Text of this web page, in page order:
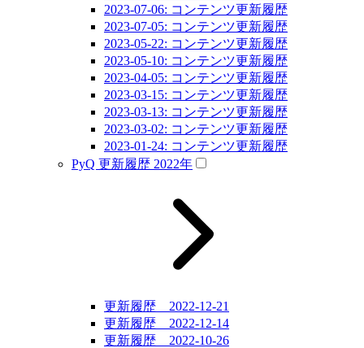
2023-07-06: コンテンツ更新履歴
2023-07-05: コンテンツ更新履歴
2023-05-22: コンテンツ更新履歴
2023-05-10: コンテンツ更新履歴
2023-04-05: コンテンツ更新履歴
2023-03-15: コンテンツ更新履歴
2023-03-13: コンテンツ更新履歴
2023-03-02: コンテンツ更新履歴
2023-01-24: コンテンツ更新履歴
PyQ 更新履歴 2022年
更新履歴 2022-12-21
更新履歴 2022-12-14
更新履歴 2022-10-26